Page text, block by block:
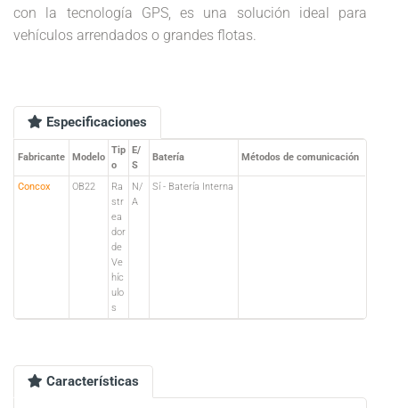
con la tecnología GPS, es una solución ideal para
vehículos arrendados o grandes flotas.
Especificaciones
Fabricante Modelo
Tip
o
E/
S
Batería Métodos de comunicación
Concox OB22
Ra
str
ea
dor
de
Ve
híc
ulo
s
N/
A
Sí - Batería Interna
Características